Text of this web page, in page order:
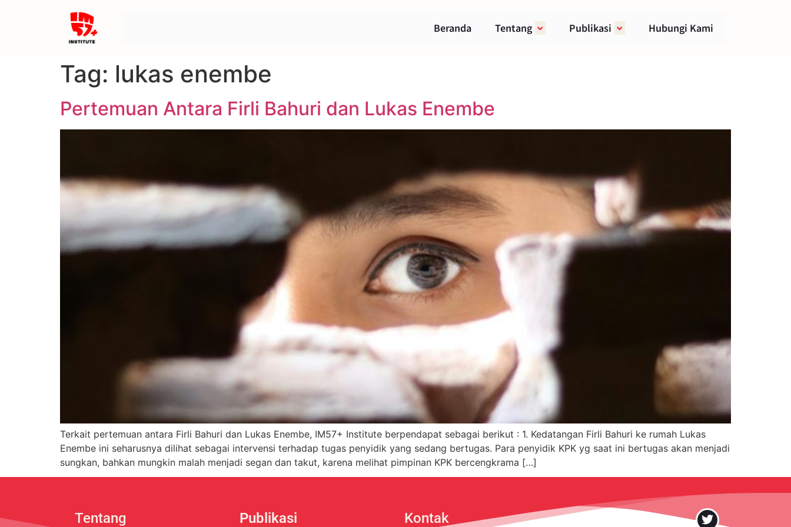
Beranda Tentang Publikasi Hubungi Kami
Tag: lukas enembe
Pertemuan Antara Firli Bahuri dan Lukas Enembe
Terkait pertemuan antara Firli Bahuri dan Lukas Enembe, IM57+ Institute berpendapat sebagai berikut : 1. Kedatangan Firli Bahuri ke rumah Lukas
Enembe ini seharusnya dilihat sebagai intervensi terhadap tugas penyidik yang sedang bertugas. Para penyidik KPK yg saat ini bertugas akan menjadi
sungkan, bahkan mungkin malah menjadi segan dan takut, karena melihat pimpinan KPK bercengkrama […]
Tentang Publikasi Kontak